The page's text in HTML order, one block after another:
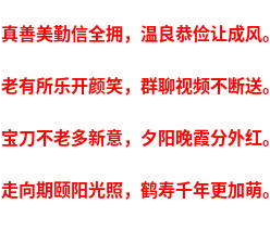
真善美勤信全拥，温良恭俭让成风。
老有所乐开颜笑，群聊视频不断送。
宝刀不老多新意，夕阳晚霞分外红。
走向期颐阳光照，鹤寿千年更加萌。